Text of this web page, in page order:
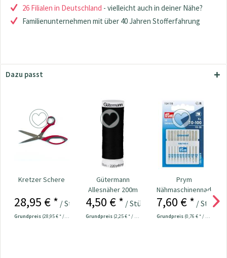
26 Filialen in Deutschland - vielleicht auch in deiner Nähe?
Familienunternehmen mit über 40 Jahren Stofferfahrung
Dazu passt
Kretzer Schere
28,95 € * / Stück
Grundpreis (28,95 € * / 1 Stück)
Gütermann
Allesnäher 200m
Fb. 000 - schwarz
4,50 € * / Stück
Grundpreis (2,25 € * / 100 Meter)
Prym
Nähmaschinennadeln
130/705
Universal...
7,60 € * / Stück
Grundpreis (0,76 € * / 1 Stück)